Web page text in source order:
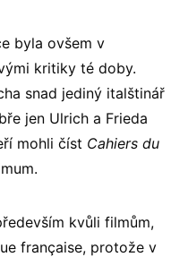
byla ovšem v
kritiky té doby.
snad jediný italštinář
jen Ulrich a Frieda
mohli číst Cahiers du
kvůli filmům,
française, protože v